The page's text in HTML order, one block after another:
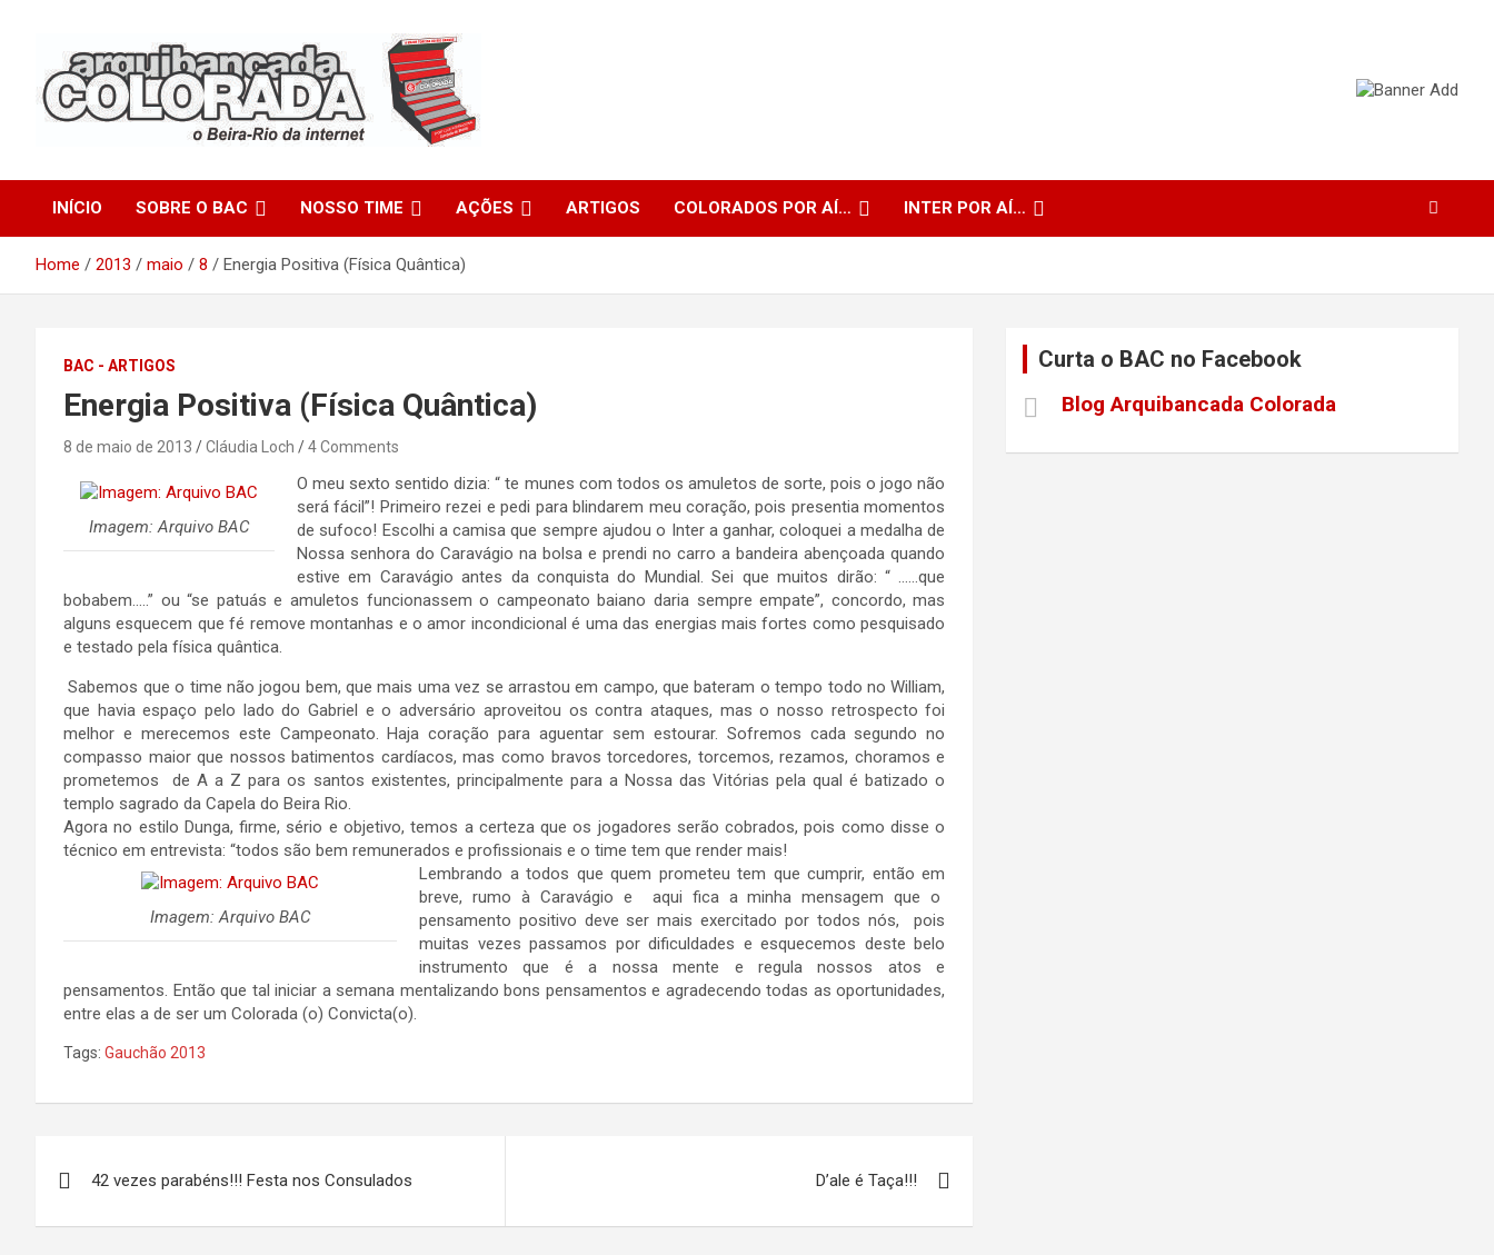
Arquibancada Colorada
INÍCIO SOBRE O BAC NOSSO TIME AÇÕES ARTIGOS COLORADOS POR AÍ… INTER POR AÍ…
Home 2013 maio 8 Energia Positiva (Física Quântica)
BAC - ARTIGOS
Energia Positiva (Física Quântica)
8 de maio de 2013 Cláudia Loch 4 Comments
Imagem: Arquivo BAC
O meu sexto sentido dizia: “ te munes com todos os amuletos de sorte, pois o jogo não
será fácil”! Primeiro rezei e pedi para blindarem meu coração, pois presentia momentos
de sufoco! Escolhi a camisa que sempre ajudou o Inter a ganhar, coloquei a medalha de
Nossa senhora do Caravágio na bolsa e prendi no carro a bandeira abençoada quando
estive em Caravágio antes da conquista do Mundial. Sei que muitos dirão: “ ……que
bobabem…..” ou “se patuás e amuletos funcionassem o campeonato baiano daria sempre empate”, concordo, mas
alguns esquecem que fé remove montanhas e o amor incondicional é uma das energias mais fortes como pesquisado
e testado pela física quântica.
Sabemos que o time não jogou bem, que mais uma vez se arrastou em campo, que bateram o tempo todo no William,
que havia espaço pelo lado do Gabriel e o adversário aproveitou os contra ataques, mas o nosso retrospecto foi
melhor e merecemos este Campeonato. Haja coração para aguentar sem estourar. Sofremos cada segundo no
compasso maior que nossos batimentos cardíacos, mas como bravos torcedores, torcemos, rezamos, choramos e
prometemos de A a Z para os santos existentes, principalmente para a Nossa das Vitórias pela qual é batizado o
templo sagrado da Capela do Beira Rio.
Agora no estilo Dunga, firme, sério e objetivo, temos a certeza que os jogadores serão cobrados, pois como disse o
técnico em entrevista: “todos são bem remunerados e profissionais e o time tem que render mais!
Imagem: Arquivo BAC
Lembrando a todos que quem prometeu tem que cumprir, então em
breve, rumo à Caravágio e aqui fica a minha mensagem que o
pensamento positivo deve ser mais exercitado por todos nós, pois
muitas vezes passamos por dificuldades e esquecemos deste belo
instrumento que é a nossa mente e regula nossos atos e
pensamentos. Então que tal iniciar a semana mentalizando bons pensamentos e agradecendo todas as oportunidades,
entre elas a de ser um Colorada (o) Convicta(o).
Tags: Gauchão 2013
de
42 vezes parabéns!!! Festa nos Consulados D’ale é Taça!!!
Curta o BAC no Facebook
Blog Arquibancada Colorada